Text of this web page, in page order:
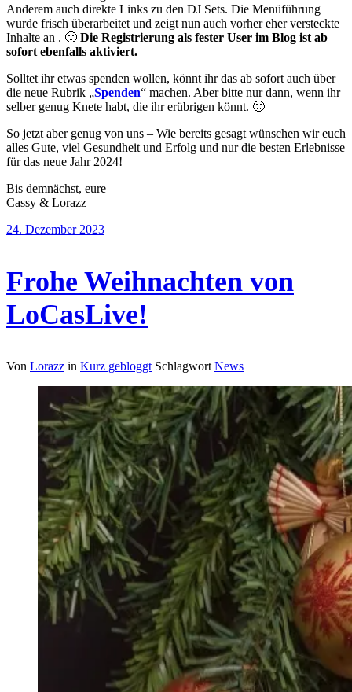
Anderem auch direkte Links zu den DJ Sets. Die Menüführung
wurde frisch überarbeitet und zeigt nun auch vorher eher versteckte
Inhalte an . 🙂 Die Registrierung als fester User im Blog ist ab
sofort ebenfalls aktiviert.
Solltet ihr etwas spenden wollen, könnt ihr das ab sofort auch über
die neue Rubrik „Spenden“ machen. Aber bitte nur dann, wenn ihr
selber genug Knete habt, die ihr erübrigen könnt. 🙂
So jetzt aber genug von uns – Wie bereits gesagt wünschen wir euch
alles Gute, viel Gesundheit und Erfolg und nur die besten Erlebnisse
für das neue Jahr 2024!
Bis demnächst, eure
Cassy & Lorazz
24. Dezember 2023
Frohe Weihnachten von
LoCasLive!
Von Lorazz in Kurz gebloggt Schlagwort News